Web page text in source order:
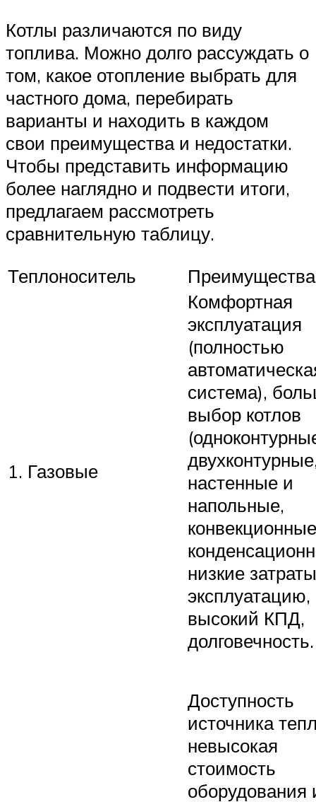
Котлы различаются по виду
топлива. Можно долго рассуждать о
том, какое отопление выбрать для
частного дома, перебирать
варианты и находить в каждом
свои преимущества и недостатки.
Чтобы представить информацию
более наглядно и подвести итоги,
предлагаем рассмотреть
сравнительную таблицу.
Теплоноситель
Преимущества
1. Газовые
Комфортная
эксплуатация
(полностью
система),
выбор котлов
настенные и
напольные,
низкие
эксплуатацию,
высокий КПД,
долговечность.
Доступность
источника
невысокая
стоимость
оборудования